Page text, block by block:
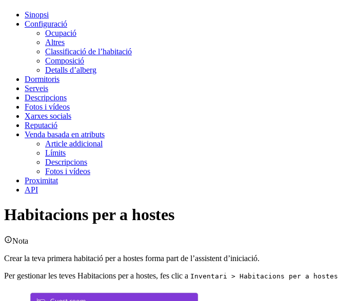
Sinopsi
Configuració
Ocupació
Altres
Classificació de l’habitació
Composició
Detalls d’alberg
Dormitoris
Serveis
Descripcions
Fotos i vídeos
Xarxes socials
Reputació
Venda basada en atributs
Article addicional
Límits
Descripcions
Fotos i vídeos
Proximitat
API
Habitacions per a hostes
Nota
Crear la teva primera habitació per a hostes forma part de l’assistent d’iniciació.
Per gestionar les teves Habitacions per a hostes, fes clic a Inventari > Habitacions per a hostes